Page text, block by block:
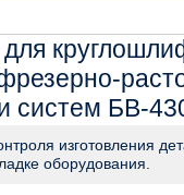
систем БВ-
изготовления
оборудования.